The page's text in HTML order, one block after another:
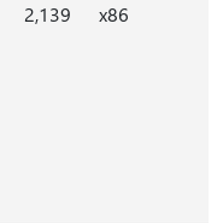
2,139 x86